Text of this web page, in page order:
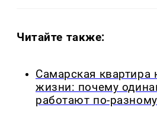
Читайте также:
Самарская квартира
жизни: почему
работают по-